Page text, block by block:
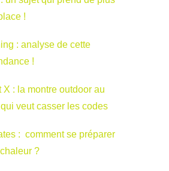
!
: analyse de cette
!
X : la montre outdoor au
veut casser les codes
: comment se préparer
?